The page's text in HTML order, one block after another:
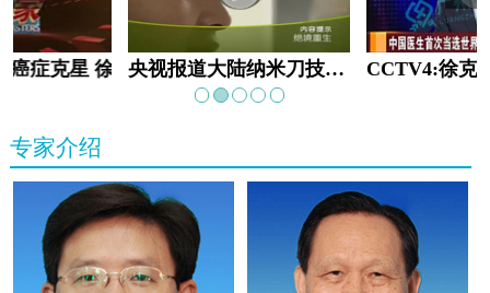
癌症克星 徐克成 央视报道大陆纳米刀技术手术：绝境重生
专家介绍